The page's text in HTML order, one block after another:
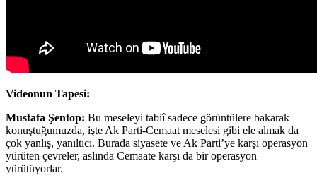
Videonun Tapesi:
Mustafa Şentop: Bu meseleyi tabiî sadece görüntülere bakarak
konuştuğumuzda, işte Ak Parti-Cemaat meselesi gibi ele almak da
çok yanlış, yanıltıcı. Burada siyasete ve Ak Parti’ye karşı operasyon
yürüten çevreler, aslında Cemaate karşı da bir operasyon
yürütüyorlar.